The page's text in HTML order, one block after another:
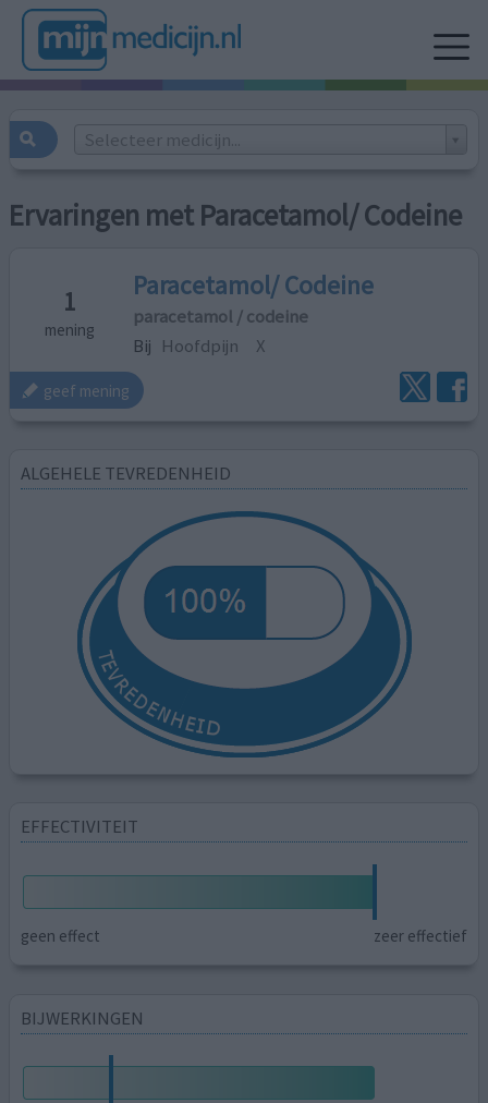
Selecteer medicijn...
Ervaringen met Paracetamol/ Codeine
1
mening
Paracetamol/ Codeine
paracetamol / codeine
Bij Hoofdpijn X
geef mening
ALGEHELE TEVREDENHEID
EFFECTIVITEIT
geen effect zeer effectief
BIJWERKINGEN